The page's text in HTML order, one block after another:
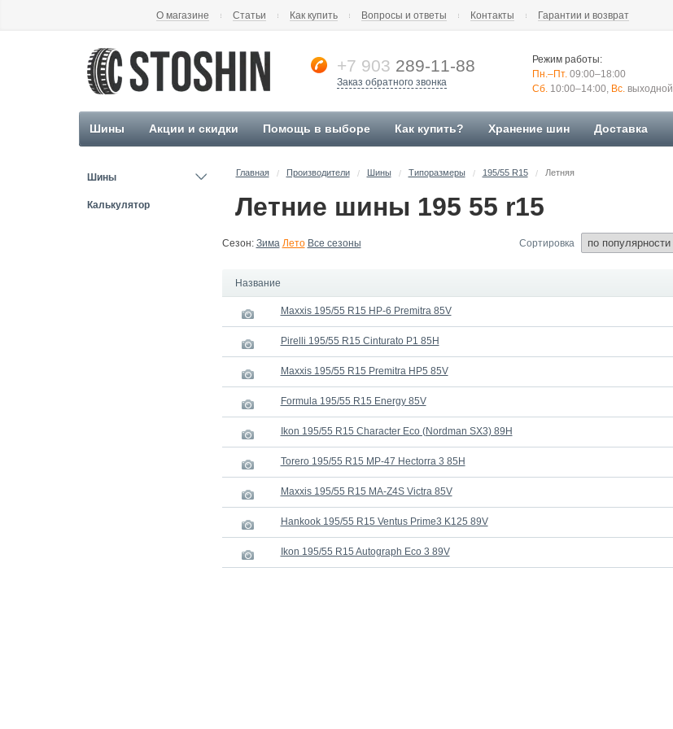
О магазине Статьи Как купить Вопросы и ответы Контакты Гарантии и возврат
+7 903 289-11-88
Заказ обратного звонка
Режим работы:
Пн.–Пт. 09:00–18:00
Сб. 10:00–14:00, Вс. выходной
Шины Акции и скидки Помощь в выборе Как купить? Хранение шин Доставка
Шины
Калькулятор
Главная / Производители / Шины / Типоразмеры / 195/55 R15 / Летняя
Летние шины 195 55 r15
Сезон: Зима Лето Все сезоны Сортировка
Название
Maxxis 195/55 R15 HP-6 Premitra 85V
Pirelli 195/55 R15 Cinturato P1 85H
Maxxis 195/55 R15 Premitra HP5 85V
Formula 195/55 R15 Energy 85V
Ikon 195/55 R15 Character Eco (Nordman SX3) 89H
Torero 195/55 R15 MP-47 Hectorra 3 85H
Maxxis 195/55 R15 MA-Z4S Victra 85V
Hankook 195/55 R15 Ventus Prime3 K125 89V
Ikon 195/55 R15 Autograph Eco 3 89V